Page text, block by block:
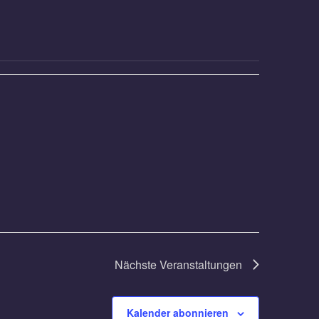
NächsteVeranstaltungen
Kalender abonnieren